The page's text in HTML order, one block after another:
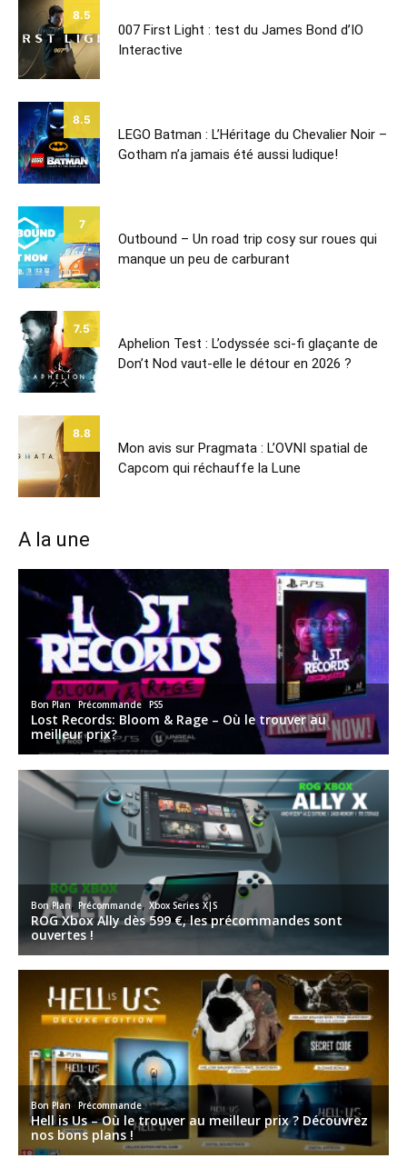
8.5
007 First Light : test du James Bond d’IO
Interactive
8.5
LEGO Batman : L’Héritage du Chevalier Noir –
Gotham n’a jamais été aussi ludique!
7
Outbound – Un road trip cosy sur roues qui
manque un peu de carburant
7.5
Aphelion Test : L’odyssée sci-fi glaçante de
Don’t Nod vaut-elle le détour en 2026 ?
8.8
Mon avis sur Pragmata : L’OVNI spatial de
Capcom qui réchauffe la Lune
A la une